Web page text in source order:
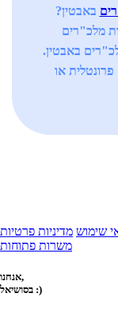
באבטין?
מלכ"רים
באבטין.
או
שימוש מדיניות פרטיות
משרות פתוחות
אנחנו,
בסושיאל :)